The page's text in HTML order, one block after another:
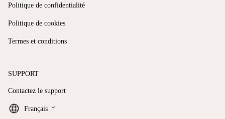
Politique de confidentialité
Politique de cookies
Termes et conditions
SUPPORT
Contactez le support
Français keyboard_arrow_down